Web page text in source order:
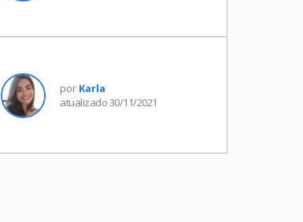
por Karla
atualizado 30/11/2021